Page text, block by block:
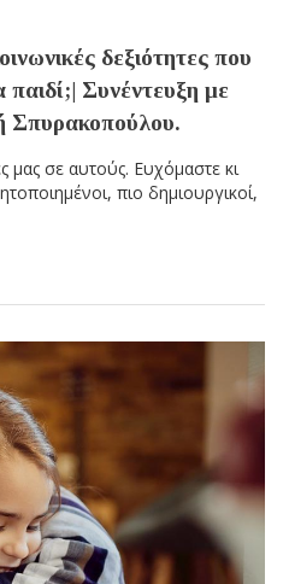
δεξιότητες που
παιδί;| Συνέντευξη με
Σπυρακοπούλου.
μας σε αυτούς. Ευχόμαστε κι
πιο δημιουργικοί,